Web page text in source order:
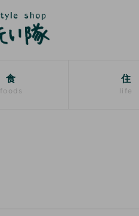
食
foods
住
life